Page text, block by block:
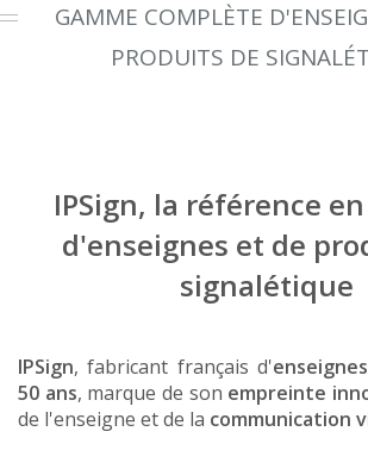
GAMME COMPLÈTE
PRODUITS DE
IPSign, la référence
d'enseignes et de
signalétique
IPSign, fabricant français d'enseignes
50 ans, marque de son empreinte
de l'enseigne et de la communication